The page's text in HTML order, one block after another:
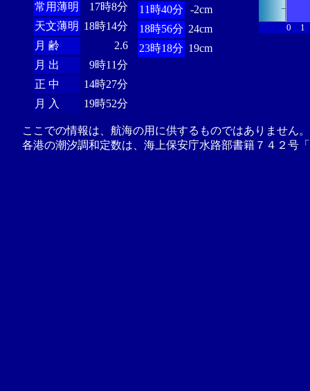
常用薄明
17時8分
天文薄明 18時14分
月 齢
2.6
月 出
9時11分
正 中
14時27分
月 入
19時52分
11時40分
-2cm
18時56分 24cm
23時18分 19cm
0 1
ここでの情報は、航海の用に供するものではありません
各港の潮汐調和定数は、海上保安庁水路部書籍７４２号